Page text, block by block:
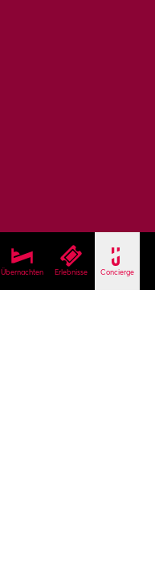
Übernachten Erlebnisse Concierge